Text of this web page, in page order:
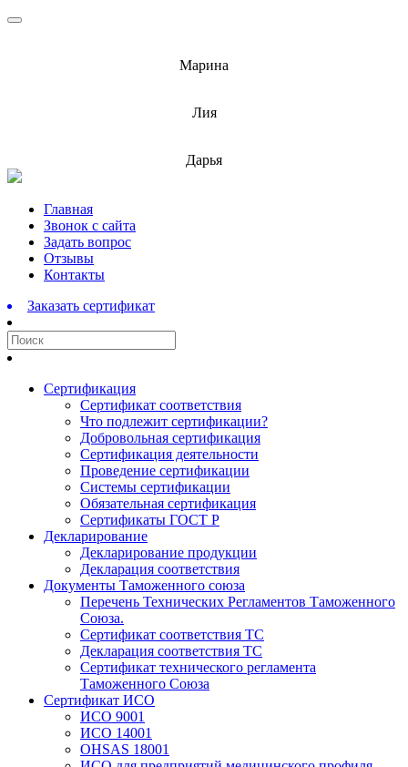
Марина
Лия
Дарья
Перейти
содержимому
Главная
Звонок с сайта
Задать вопрос
Отзывы
Контакты
Заказать сертификат
Сертификация
Сертификат соответствия
Что подлежит сертификации?
Добровольная сертификация
Сертификация деятельности
Проведение сертификации
Системы сертификации
Обязательная сертификация
Сертификаты ГОСТ Р
Декларирование
Декларирование продукции
Декларация соответствия
Документы Таможенного союза
Перечень Технических Регламентов Таможенного
Союза.
Сертификат соответствия ТС
Декларация соответствия ТС
Сертификат технического регламента
Таможенного Союза
Сертификат ИСО
ИСО 9001
ИСО 14001
OHSAS 18001